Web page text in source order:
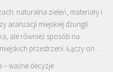
naturalna zieleń, materiały i
aranżacji miejskiej dżungli
ale również sposób na
przestrzeni. Łączy on …
– ważne decyzje